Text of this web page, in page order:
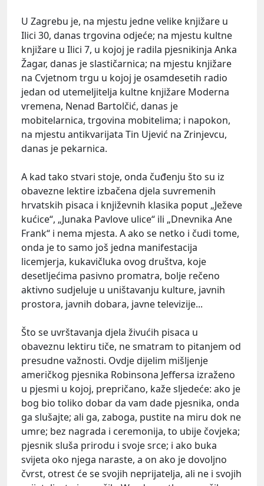
U Zagrebu je, na mjestu jedne velike knjižare u
Ilici 30, danas trgovina odjeće; na mjestu kultne
knjižare u Ilici 7, u kojoj je radila pjesnikinja Anka
Žagar, danas je slastičarnica; na mjestu knjižare
na Cvjetnom trgu u kojoj je osamdesetih radio
jedan od utemeljitelja kultne knjižare Moderna
vremena, Nenad Bartolčić, danas je
mobitelarnica, trgovina mobitelima; i napokon,
na mjestu antikvarijata Tin Ujević na Zrinjevcu,
danas je pekarnica.
A kad tako stvari stoje, onda čuđenju što su iz
obavezne lektire izbačena djela suvremenih
hrvatskih pisaca i književnih klasika poput „Ježeve
kućice“, „Junaka Pavlove ulice“ ili „Dnevnika Ane
Frank“ i nema mjesta. A ako se netko i čudi tome,
onda je to samo još jedna manifestacija
licemjerja, kukavičluka ovog društva, koje
desetljećima pasivno promatra, bolje rečeno
aktivno sudjeluje u uništavanju kulture, javnih
prostora, javnih dobara, javne televizije...
Što se uvrštavanja djela živućih pisaca u
obaveznu lektiru tiče, ne smatram to pitanjem od
presudne važnosti. Ovdje dijelim mišljenje
američkog pjesnika Robinsona Jeffersa izraženo
u pjesmi u kojoj, prepričano, kaže sljedeće: ako je
bog bio toliko dobar da vam dade pjesnika, onda
ga slušajte; ali ga, zaboga, pustite na miru dok ne
umre; bez nagrada i ceremonija, to ubije čovjeka;
pjesnik sluša prirodu i svoje srce; i ako buka
svijeta oko njega naraste, a on ako je dovoljno
čvrst, otrest će se svojih neprijatelja, ali ne i svojih